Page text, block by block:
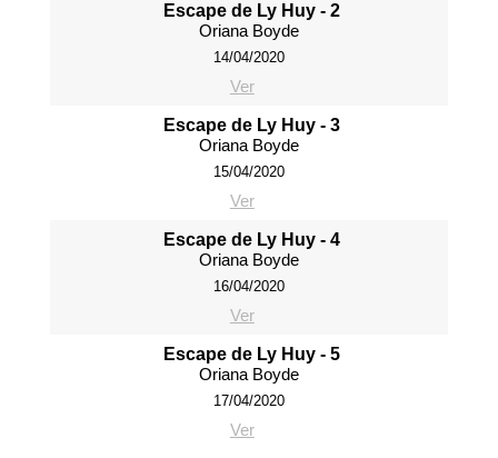
Escape de Ly Huy - 2
Oriana Boyde
14/04/2020
Ver
Escape de Ly Huy - 3
Oriana Boyde
15/04/2020
Ver
Escape de Ly Huy - 4
Oriana Boyde
16/04/2020
Ver
Escape de Ly Huy - 5
Oriana Boyde
17/04/2020
Ver